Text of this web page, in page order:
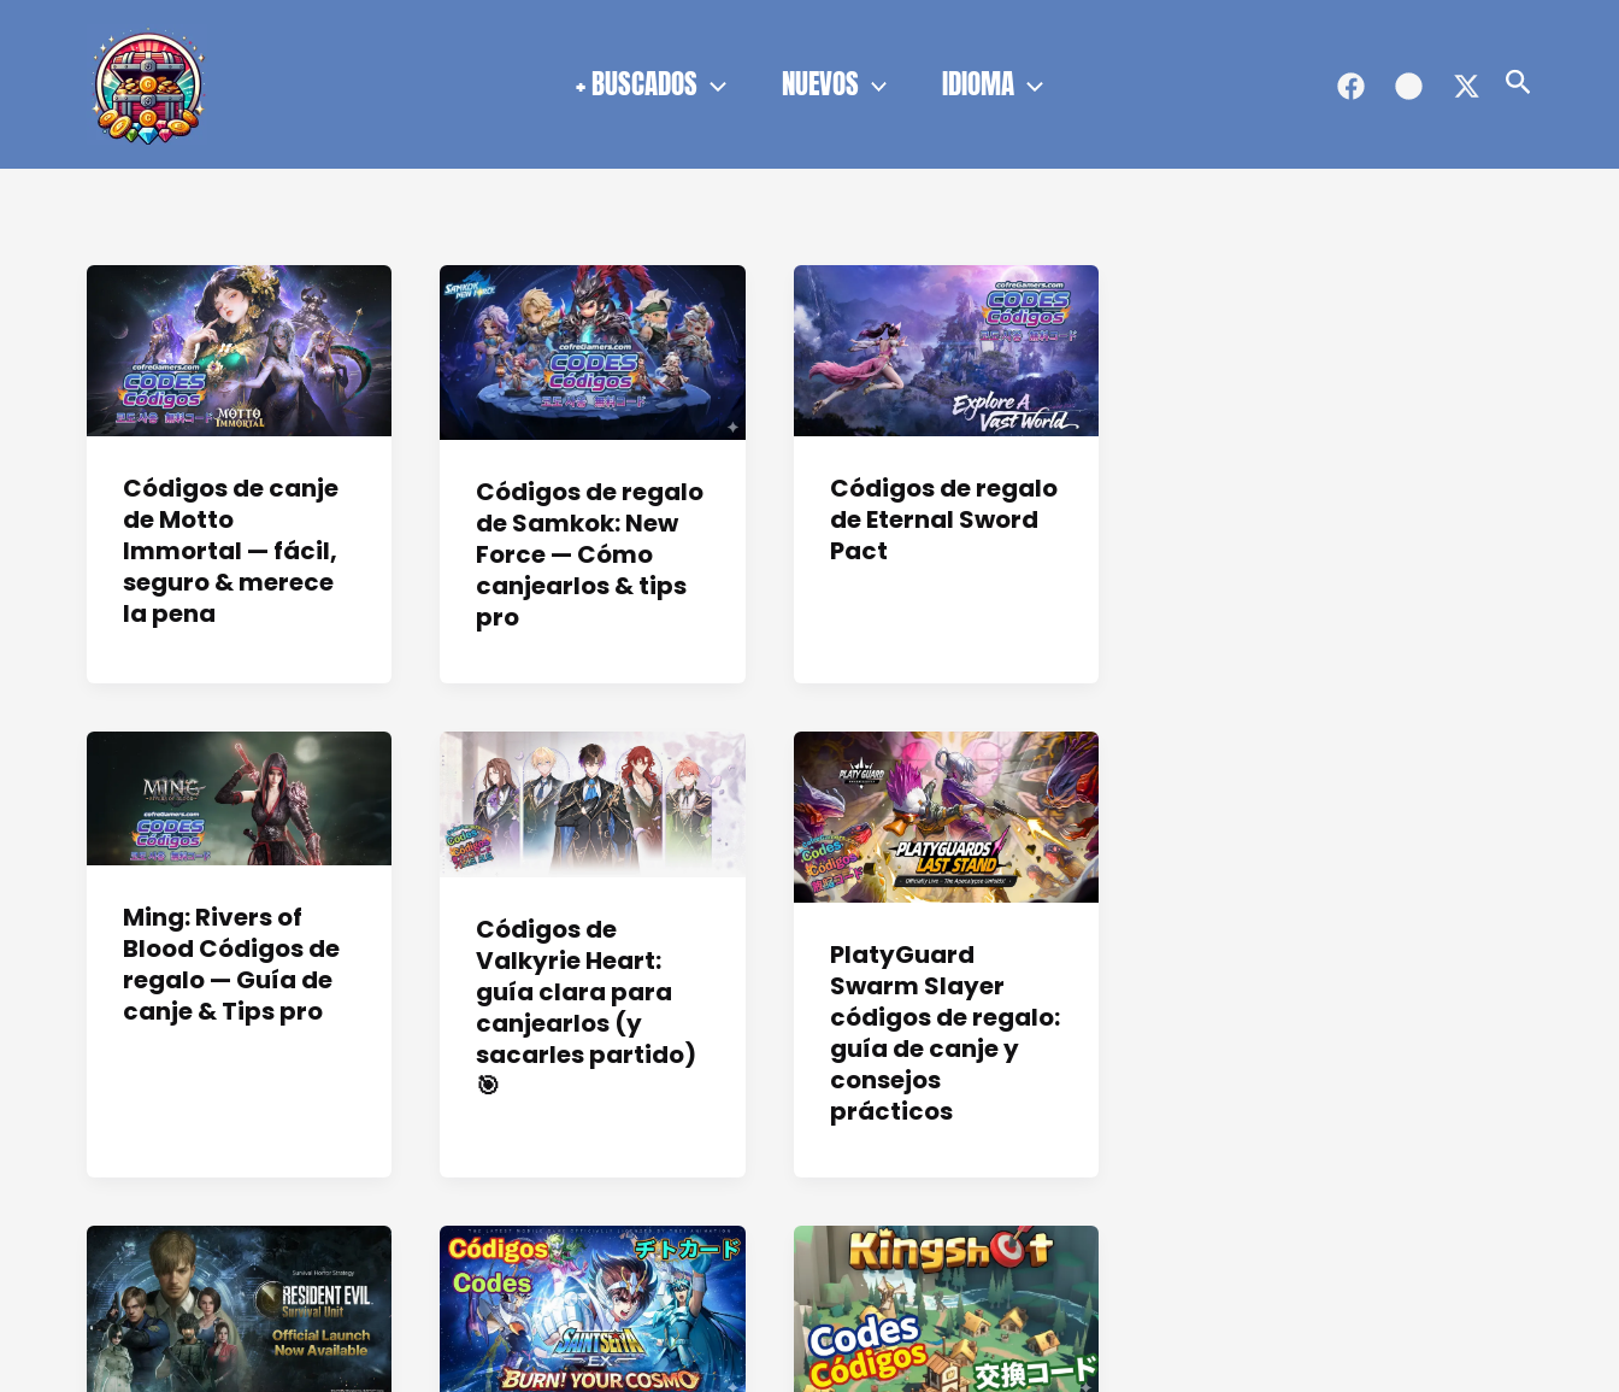
contenido
+ BUSCADOS NUEVOS IDIOMA Buscar
Códigos de canje
de Motto
Immortal — fácil,
seguro & merece
la pena
Códigos de regalo
de Samkok: New
Force — Cómo
canjearlos & tips
pro
Códigos de regalo
de Eternal Sword
Pact
Ming: Rivers of
Blood Códigos de
regalo — Guía de
canje & Tips pro
Códigos de
Valkyrie Heart:
guía clara para
canjearlos (y
sacarles partido)
🎯
PlatyGuard
Swarm Slayer
códigos de regalo:
guía de canje y
consejos
prácticos